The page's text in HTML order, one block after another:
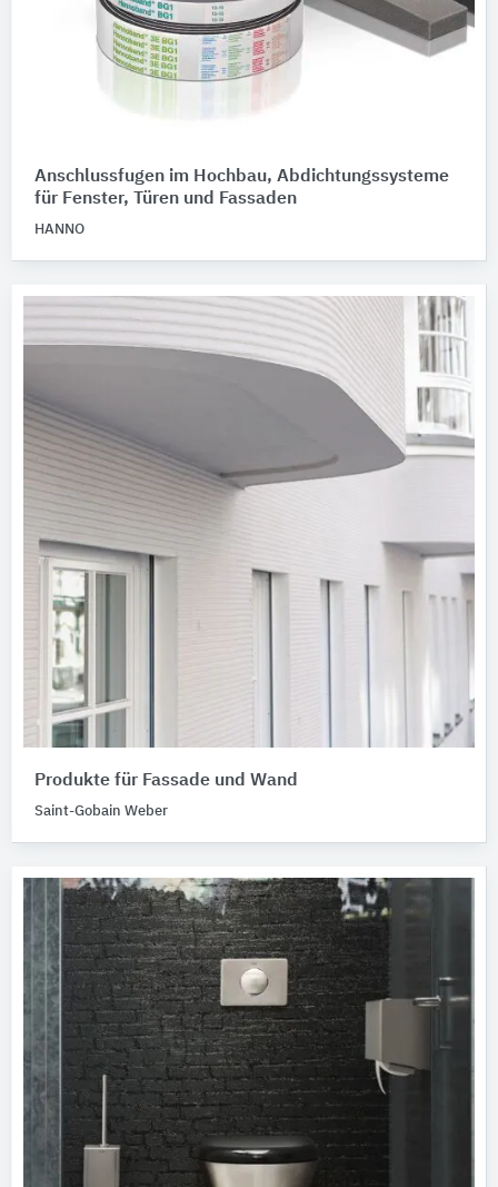
Anschlussfugen im Hochbau, Abdichtungssysteme
für Fenster, Türen und Fassaden
HANNO
Produkte für Fassade und Wand
Saint-Gobain Weber